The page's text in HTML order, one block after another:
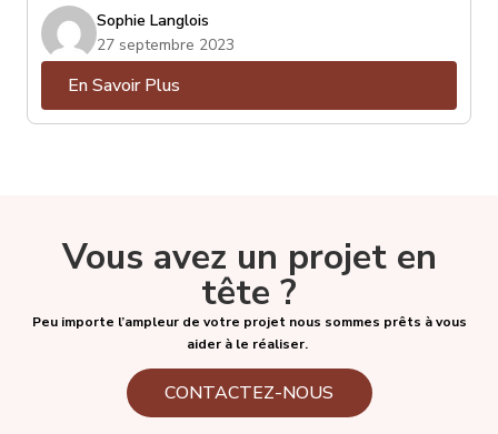
Prime Video, Tout.tv, etc. Certains d’entre eux sont
gratuits, la plupart sont payants et parmi eux, certains
proposeront différents forfaits, souvent associés à
une qualité de diffusion. Deezer, entre autre, propose
Sophie Langlois
27 septembre 2023
En Savoir Plus
Vous avez un projet en
tête ?
Peu importe l’ampleur de votre projet nous sommes prêts à vous
aider à le réaliser.
CONTACTEZ-NOUS